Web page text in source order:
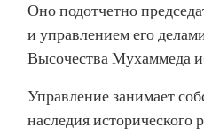
Оно подотчетно
и управлением его
Высочества Мухаммеда
Управление занимает
наследия